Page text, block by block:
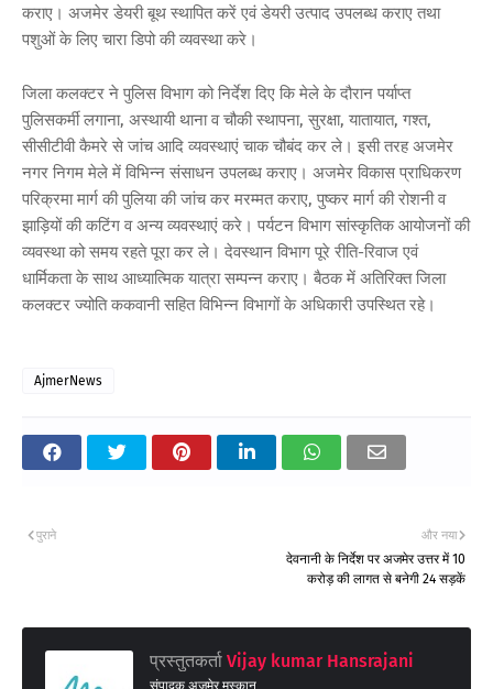
कराए। अजमेर डेयरी बूथ स्थापित करें एवं डेयरी उत्पाद उपलब्ध कराए तथा
पशुओं के लिए चारा डिपो की व्यवस्था करे।
जिला कलक्टर ने पुलिस विभाग को निर्देश दिए कि मेले के दौरान पर्याप्त
पुलिसकर्मी लगाना, अस्थायी थाना व चौकी स्थापना, सुरक्षा, यातायात, गश्त,
सीसीटीवी कैमरे से जांच आदि व्यवस्थाएं चाक चौबंद कर ले। इसी तरह अजमेर
नगर निगम मेले में विभिन्न संसाधन उपलब्ध कराए। अजमेर विकास प्राधिकरण
परिक्रमा मार्ग की पुलिया की जांच कर मरम्मत कराए, पुष्कर मार्ग की रोशनी व
झाड़ियों की कटिंग व अन्य व्यवस्थाएं करे। पर्यटन विभाग सांस्कृतिक आयोजनों की
व्यवस्था को समय रहते पूरा कर ले। देवस्थान विभाग पूरे रीति-रिवाज एवं
धार्मिकता के साथ आध्यात्मिक यात्रा सम्पन्न कराए। बैठक में अतिरिक्त जिला
कलक्टर ज्योति ककवानी सहित विभिन्न विभागों के अधिकारी उपस्थित रहे।
AjmerNews
और नया
देवनानी के निर्देश पर अजमेर उत्तर में 10
करोड़ की लागत से बनेगी 24 सड़कें
पुराने
प्रस्तुतकर्ता Vijay kumar Hansrajani
संपादक अजमेर मुस्कान